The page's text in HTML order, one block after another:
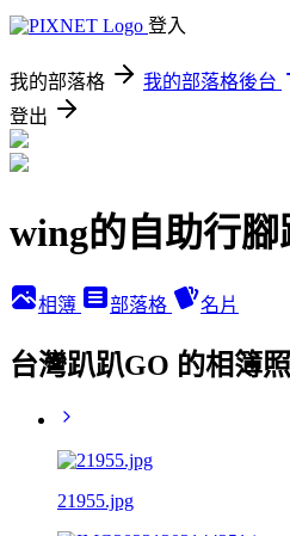
登入
我的部落格 我的部落格後台
登出
wing的自助行腳
相簿 部落格 名片
台灣趴趴GO 的相簿
21955.jpg